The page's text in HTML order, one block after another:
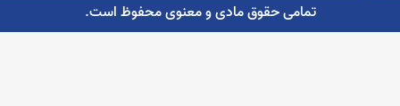
تمامی حقوق مادی و معنوی محفوظ است.